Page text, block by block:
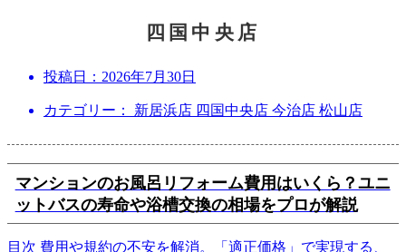
四国中央店
投稿日： 2026年7月30日
カテゴリー： 新居浜店 四国中央店 今治店 松山店
マンションのお風呂リフォーム費用はいくら？ユニ
ットバスの寿命や浴槽交換の相場をプロが解説
目次 費用や規約の不安を解消。「適正価格」で実現する、